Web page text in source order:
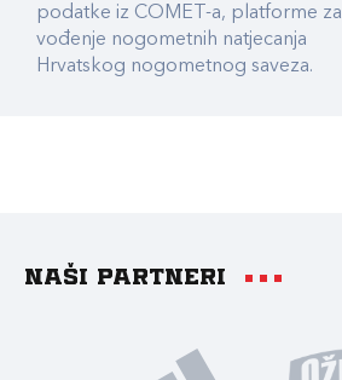
podatke iz COMET-a, platforme za
vođenje nogometnih natjecanja
Hrvatskog nogometnog saveza.
Naši partneri